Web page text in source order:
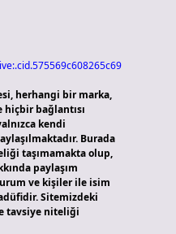
herhangi bir marka,
bağlantısı
kendi
Burada
taşımamakta olup,
paylaşım
ve kişiler ile isim
Sitemizdeki
tavsiye niteliği